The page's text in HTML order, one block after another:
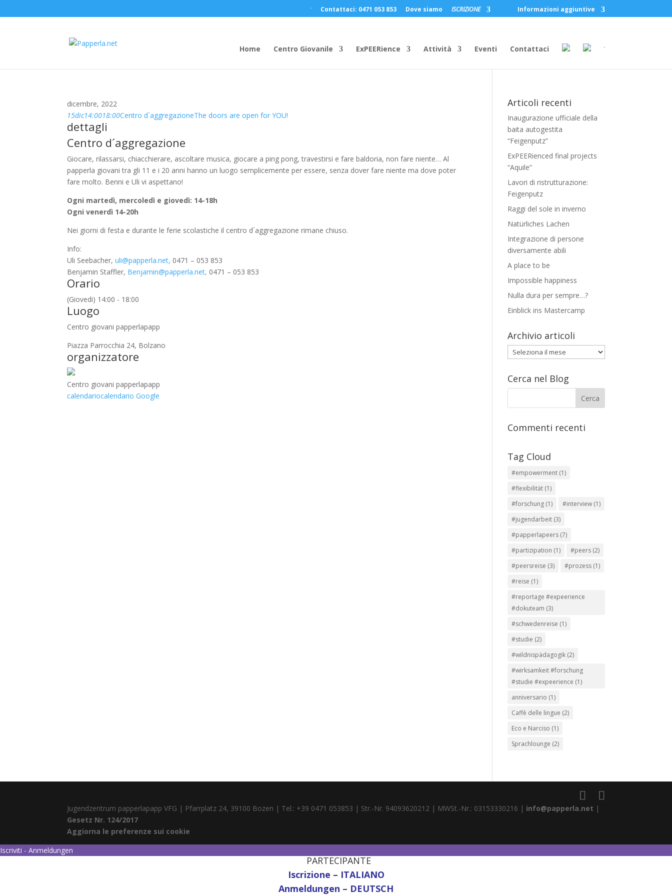
Contattaci: 0471 053 853 Dove siamo ISCRIZIONE Informazioni aggiuntive
Home Centro Giovanile ExPEERience Attività Eventi Contattaci
dicembre, 2022
15dic14:0018:00Centro d´aggregazioneThe doors are open for YOU!
dettagli
Centro d´aggregazione
Giocare, rilassarsi, chiacchierare, ascoltare musica, giocare a ping pong, travestirsi e fare baldoria, non fare niente… Al
papperla giovani tra gli 11 e i 20 anni hanno un luogo semplicemente per essere, senza dover fare niente ma dove poter
fare molto. Benni e Uli vi aspettano!
Ogni martedì, mercoledì e giovedì: 14-18h
Ogni venerdì 14-20h
Nei giorni di festa e durante le ferie scolastiche il centro d´aggregazione rimane chiuso.
Info:
Uli Seebacher,uli@papperla.net, 0471 – 053 853
Benjamin Staffler, Benjamin@papperla.net, 0471 – 053 853
Orario
(Giovedi) 14:00 - 18:00
Luogo
Centro giovani papperlapapp
Piazza Parrocchia 24, Bolzano
organizzatore
Centro giovani papperlapapp
calendariocalendario Google
Articoli recenti
Inaugurazione ufficiale della
baita autogestita
“Feigenputz”
ExPEERienced final projects
“Aquile”
Lavori di ristrutturazione:
Feigenputz
Raggi del sole in inverno
Natürliches Lachen
Integrazione di persone
diversamente abili
A place to be
Impossible happiness
Nulla dura per sempre…?
Einblick ins Mastercamp
Archivio articoli
Archivio
articoli
Cerca nel Blog
Commenti recenti
Tag Cloud
#empowerment (1)
#flexibilität (1)
#forschung (1) #interview (1)
#jugendarbeit (3)
#papperlapeers (7)
#partizipation (1) #peers (2)
#peersreise (3) #prozess (1)
#reise (1)
#reportage #expeerience
#dokuteam (3)
#schwedenreise (1)
#studie (2)
#wildnispädagogik (2)
#wirksamkeit #forschung
#studie #expeerience (1)
anniversario (1)
Caffè delle lingue (2)
Eco e Narciso (1)
Sprachlounge (2)
Jugendzentrum papperlapapp VFG | Pfarrplatz 24, 39100 Bozen | Tel.: +39 0471 053853 | Str.-Nr. 94093620212 | MWSt.-Nr.: 03153330216 | info@papperla.net |
Gesetz Nr. 124/2017
Aggiorna le preferenze sui cookie
Iscriviti - Anmeldungen
PARTECIPANTE
Iscrizione – ITALIANO
Anmeldungen – DEUTSCH